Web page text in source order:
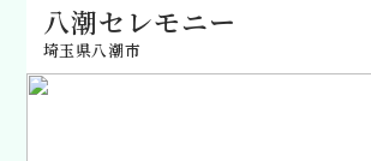
八潮セレモニー
埼玉県八潮市